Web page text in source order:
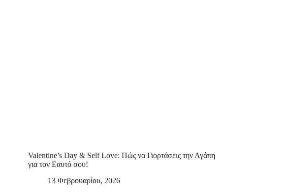
Valentine’s Day & Self Love: Πώς να Γιορτάσεις την Αγάπη
για τον Εαυτό σου!
13 Φεβρουαρίου, 2026